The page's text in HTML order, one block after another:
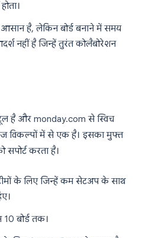
है, लेकिन बोर्ड बनाने में समय
नहीं है जिन्हें तुरंत कोलैबोरेशन
है और monday.com से स्विच
विकल्पों में से एक है। इसका मुफ्त
सपोर्ट करता है।
के लिए जिन्हें कम सेटअप के साथ
10 बोर्ड तक।